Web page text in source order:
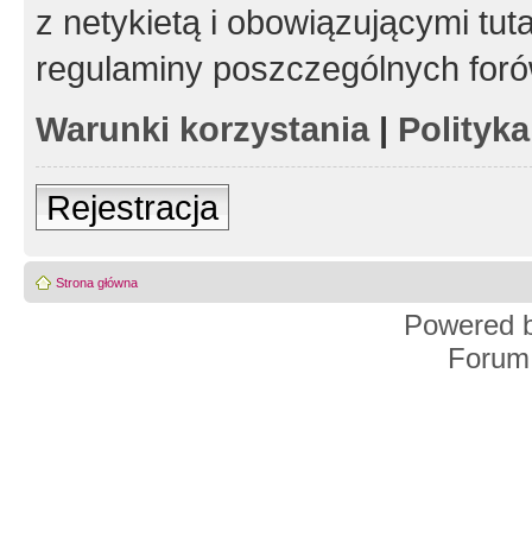
z netykietą i obowiązującymi
regulaminy poszczególnych
Warunki korzystania|
Rejestracja
Strona główna
Powered